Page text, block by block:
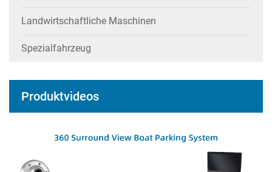
Landwirtschaftliche Maschinen
Spezialfahrzeug
Produktvideos